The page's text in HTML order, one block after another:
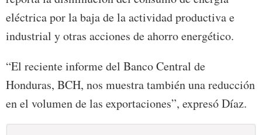
eléctrica por la baja de la actividad productiva e
industrial y otras acciones de ahorro energético.
“El reciente informe del Banco Central de
Honduras, BCH, nos muestra también una reducción
en el volumen de las exportaciones”, expresó Díaz.